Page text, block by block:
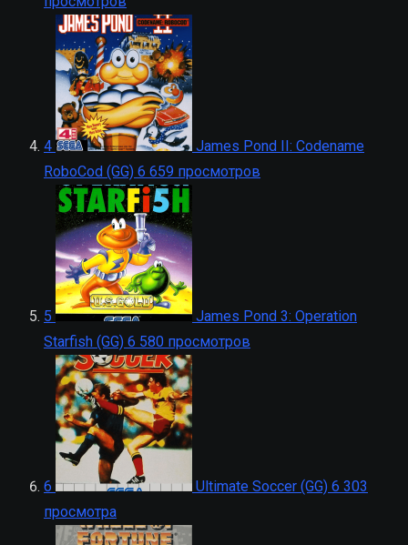
4
James Pond II: Codename
RoboCod (GG) 6 659 просмотров
5
James Pond 3: Operation
Starfish (GG) 6 580 просмотров
6 Ultimate Soccer (GG) 6 303
просмотра